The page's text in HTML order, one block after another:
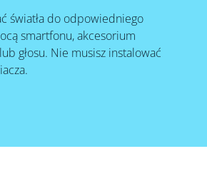
światła do odpowiedniego
smartfonu, akcesorium
głosu. Nie musisz instalować